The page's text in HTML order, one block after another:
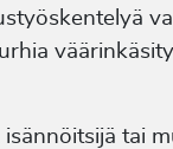
tai